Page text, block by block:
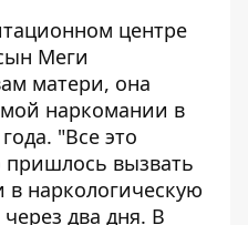
центре
Меги
матери, она
наркомании в
"Все это
пришлось вызвать
в наркологическую
два дня. В